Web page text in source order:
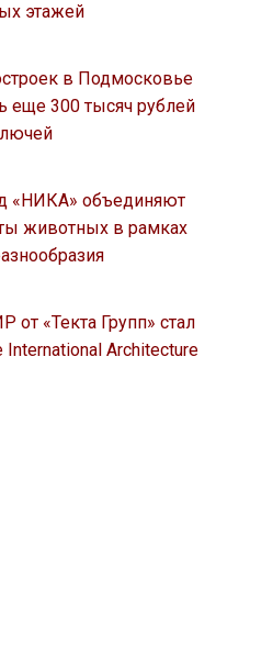
этажей
в Подмосковье
еще 300 тысяч рублей
«НИКА» объединяют
животных в рамках
от «Текта Групп» стал
Architecture